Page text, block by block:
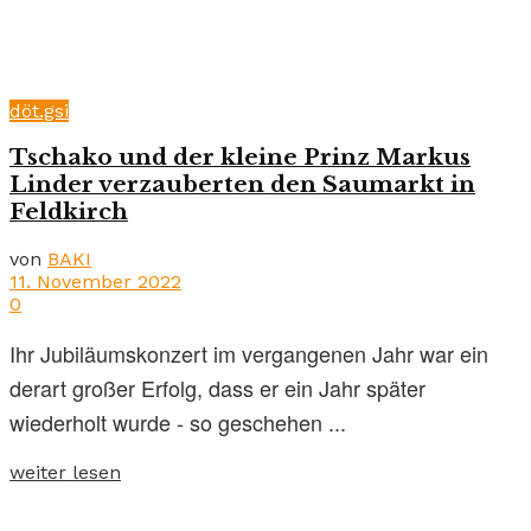
döt.gsi
Tschako und der kleine Prinz Markus
Linder verzauberten den Saumarkt in
Feldkirch
von BAKI
11. November 2022
0
Ihr Jubiläumskonzert im vergangenen Jahr war ein
derart großer Erfolg, dass er ein Jahr später
wiederholt wurde - so geschehen ...
weiter lesen